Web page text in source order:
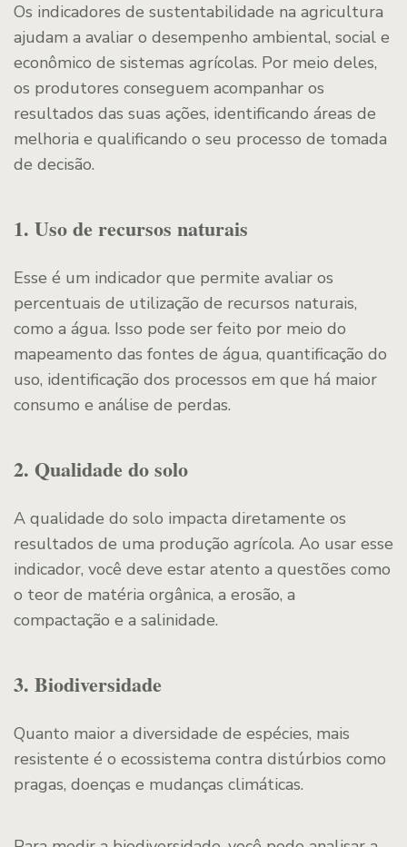
Os indicadores de sustentabilidade na agricultura
ajudam a avaliar o desempenho ambiental, social e
econômico de sistemas agrícolas. Por meio deles,
os produtores conseguem acompanhar os
resultados das suas ações, identificando áreas de
melhoria e qualificando o seu processo de tomada
de decisão.
1. Uso de recursos naturais
Esse é um indicador que permite avaliar os
percentuais de utilização de recursos naturais,
como a água. Isso pode ser feito por meio do
mapeamento das fontes de água, quantificação do
uso, identificação dos processos em que há maior
consumo e análise de perdas.
2. Qualidade do solo
A qualidade do solo impacta diretamente os
resultados de uma produção agrícola. Ao usar esse
indicador, você deve estar atento a questões como
o teor de matéria orgânica, a erosão, a
compactação e a salinidade.
3. Biodiversidade
Quanto maior a diversidade de espécies, mais
resistente é o ecossistema contra distúrbios como
pragas, doenças e mudanças climáticas.